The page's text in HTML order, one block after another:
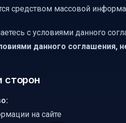
средством массовой
с условиями данного
данного соглашения,
сторон
на сайте